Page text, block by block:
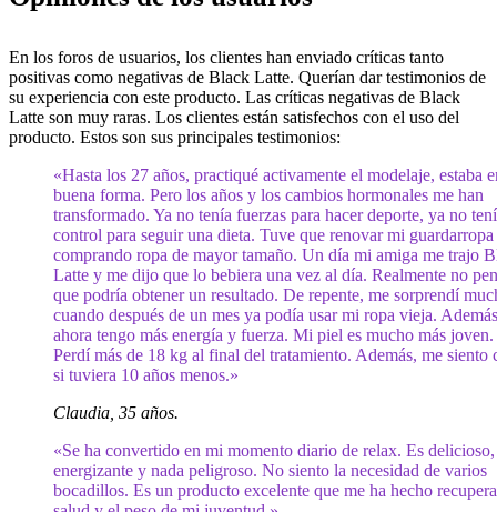
En los foros de usuarios, los clientes han enviado críticas tanto
positivas como negativas de Black Latte. Querían dar testimonios de
su experiencia con este producto. Las críticas negativas de Black
Latte son muy raras. Los clientes están satisfechos con el uso del
producto. Estos son sus principales testimonios:
«Hasta los 27 años, practiqué activamente el modelaje, estaba
buena forma. Pero los años y los cambios hormonales me han
transformado. Ya no tenía fuerzas para hacer deporte, ya no
control para seguir una dieta. Tuve que renovar mi guardarropa
comprando ropa de mayor tamaño. Un día mi amiga me trajo
Latte y me dijo que lo bebiera una vez al día. Realmente no
que podría obtener un resultado. De repente, me sorprendí
cuando después de un mes ya podía usar mi ropa vieja.
ahora tengo más energía y fuerza. Mi piel es mucho más joven.
Perdí más de 18 kg al final del tratamiento. Además, me siento
si tuviera 10 años menos.»
Claudia, 35 años.
«Se ha convertido en mi momento diario de relax. Es delicioso,
energizante y nada peligroso. No siento la necesidad de varios
bocadillos. Es un producto excelente que me ha hecho